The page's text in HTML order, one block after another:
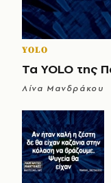
YOLO
Τα YOLO της
Λίνα Μανδράκου